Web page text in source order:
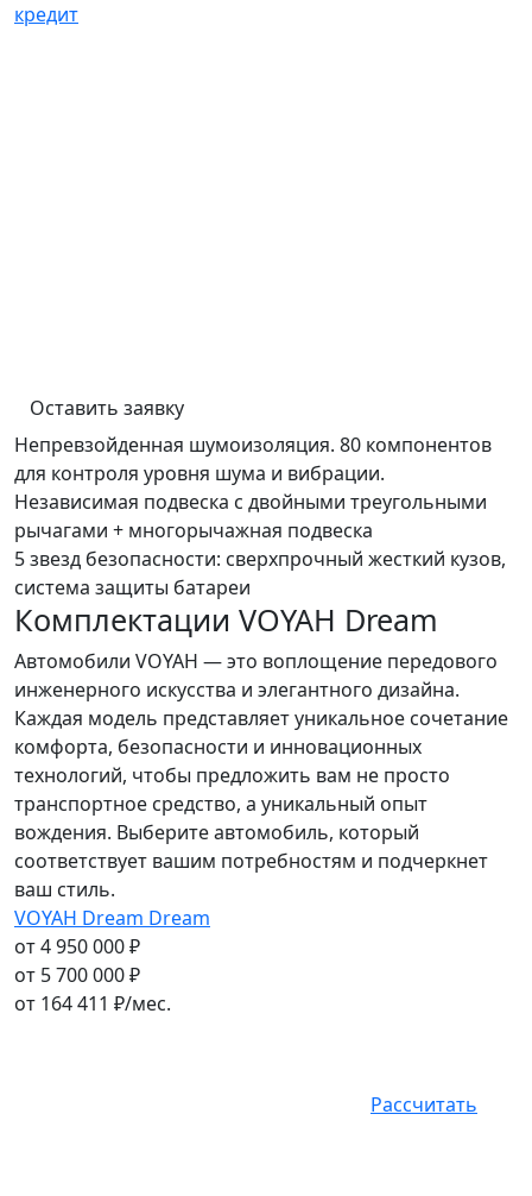
кредит
Оставить заявку
Непревзойденная шумоизоляция. 80 компонентов
для контроля уровня шума и вибрации.
Независимая подвеска с двойными треугольными
рычагами + многорычажная подвеска
5 звезд безопасности: сверхпрочный жесткий кузов,
система защиты батареи
Комплектации VOYAH Dream
Автомобили VOYAH — это воплощение передового
инженерного искусства и элегантного дизайна.
Каждая модель представляет уникальное сочетание
комфорта, безопасности и инновационных
технологий, чтобы предложить вам не просто
транспортное средство, а уникальный опыт
вождения. Выберите автомобиль, который
соответствует вашим потребностям и подчеркнет
ваш стиль.
VOYAH Dream Dream
от 4 950 000 ₽
от 5 700 000 ₽
от 164 411 ₽/мес.
Рассчитать